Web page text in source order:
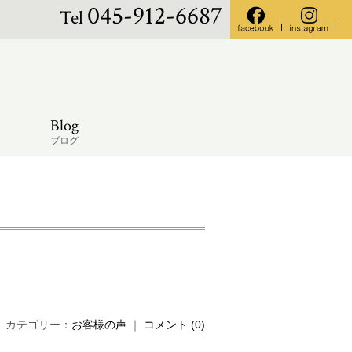
Tel045-912-6687
Blog
ブログ
テゴリー： お客様の声 ｜ コメント (0)